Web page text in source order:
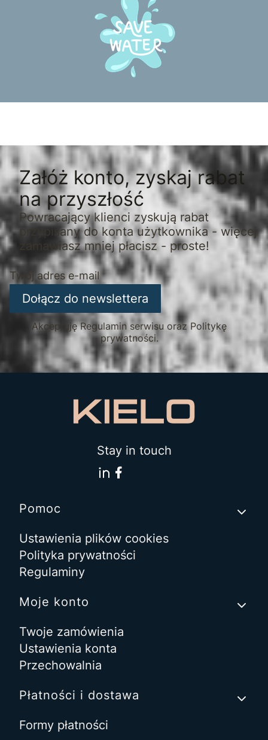
Załóż konto, zyskaj rabat
na przyszłość
Powracający klienci zyskują rabat
przypisany do konta użytkownika - więcej
zamawiasz mniej płacisz - proste!
Twój adres e-mail
Dołącz do newslettera
Akceptuję Regulamin serwisu oraz Politykę
prywatności.
Stay in touch
Linki w stopce
Pomoc
Ustawienia plików cookies
Polityka prywatności
Regulaminy
Moje konto
Twoje zamówienia
Ustawienia konta
Przechowalnia
Płatności i dostawa
Formy płatności